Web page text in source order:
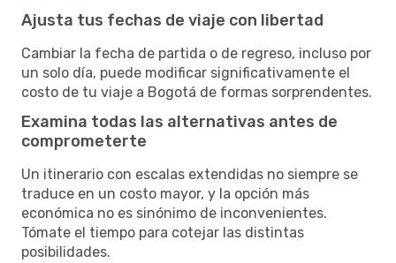
Ajusta tus fechas de viaje con libertad
Cambiar la fecha de partida o de regreso, incluso por
un solo día, puede modificar significativamente el
costo de tu viaje a Bogotá de formas sorprendentes.
Examina todas las alternativas antes de
comprometerte
Un itinerario con escalas extendidas no siempre se
traduce en un costo mayor, y la opción más
económica no es sinónimo de inconvenientes.
Tómate el tiempo para cotejar las distintas
posibilidades.